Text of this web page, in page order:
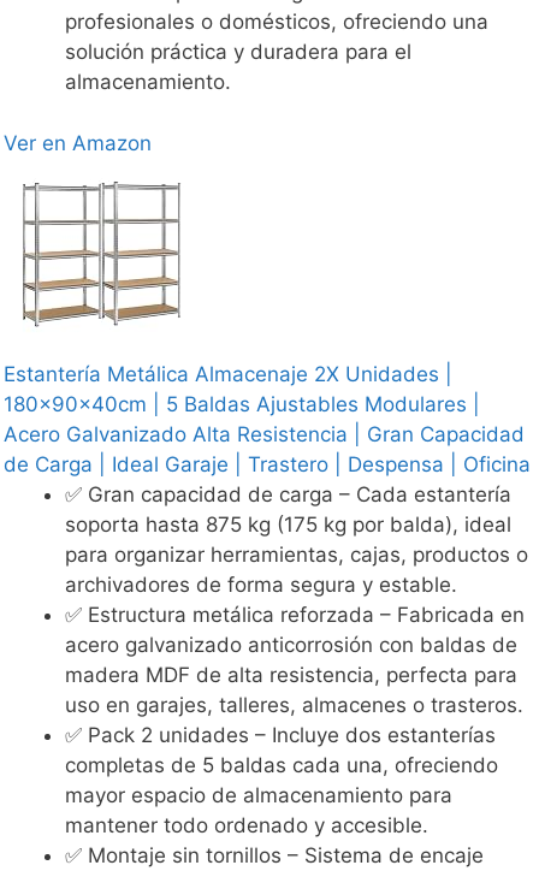
profesionales o domésticos, ofreciendo una
solución práctica y duradera para el
almacenamiento.
Ver en Amazon
Estantería Metálica Almacenaje 2X Unidades |
180x90x40cm | 5 Baldas Ajustables Modulares |
Acero Galvanizado Alta Resistencia | Gran Capacidad
de Carga | Ideal Garaje | Trastero | Despensa | Oficina
✅ Gran capacidad de carga – Cada estantería
soporta hasta 875 kg (175 kg por balda), ideal
para organizar herramientas, cajas, productos o
archivadores de forma segura y estable.
✅ Estructura metálica reforzada – Fabricada en
acero galvanizado anticorrosión con baldas de
madera MDF de alta resistencia, perfecta para
uso en garajes, talleres, almacenes o trasteros.
✅ Pack 2 unidades – Incluye dos estanterías
completas de 5 baldas cada una, ofreciendo
mayor espacio de almacenamiento para
mantener todo ordenado y accesible.
✅ Montaje sin tornillos – Sistema de encaje